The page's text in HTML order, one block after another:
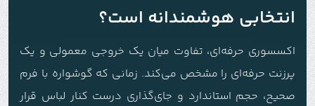
انتخابی هوشمندانه است؟
اکسسوری حرفه‌ای، تفاوت میان یک خروجی معمولی و یک
پرزنت حرفه‌ای را مشخص می‌کند. زمانی که گوشواره با فرم
صحیح، حجم استاندارد و جای‌گذاری درست کنار لباس قرار